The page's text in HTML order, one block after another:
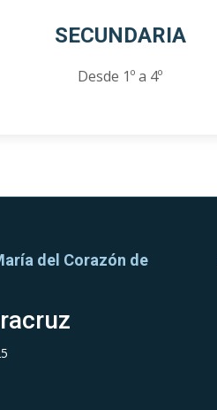
SECUNDARIA
Desde 1º a 4º
del Corazón de